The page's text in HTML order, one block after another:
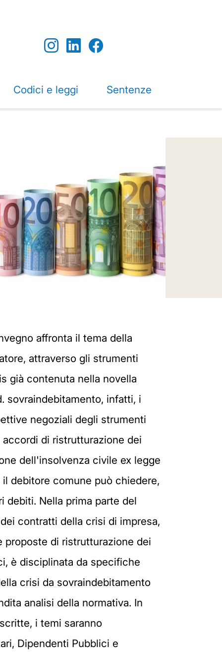
Codici e leggi Sentenze
affronta il tema della
attraverso gli strumenti
già contenuta nella novella
sovraindebitamento, infatti, i
negoziali degli strumenti
di ristrutturazione dei
dell'insolvenza civile ex legge
debitore comune può chiedere,
debiti. Nella prima parte del
contratti della crisi di impresa,
proposte di ristrutturazione dei
è disciplinata da specifiche
crisi da sovraindebitamento
analisi della normativa. In
i temi saranno
Dipendenti Pubblici e